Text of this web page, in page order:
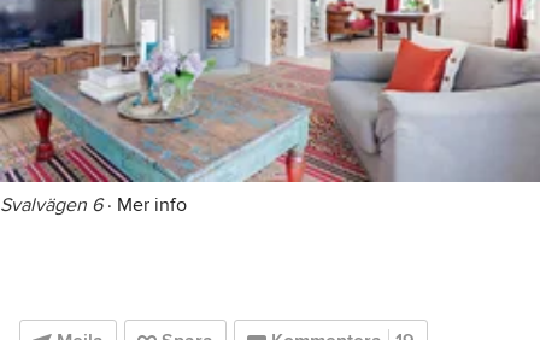
Svalvägen 6· Mer info